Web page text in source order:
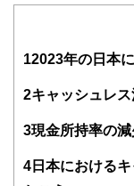
知識がな
得者を中
験者で構
関わるこ
護士、税
1 2023年の日本
2キャッシュレ
3現金所持率の
4 日本における